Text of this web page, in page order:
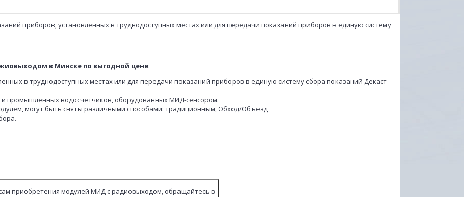
приборов, установленных в труднодоступных местах или для передачи показаний приборов в единую систему
в Минске по выгодной цене:
в труднодоступных местах или для передачи показаний приборов в единую систему сбора показаний Декаст
промышленных водосчетчиков, оборудованных МИД-сенсором.
могут быть сняты различными способами: традиционным, Обход/Объезд
приобретения модулей МИД с радиовыходом, обращайтесь в